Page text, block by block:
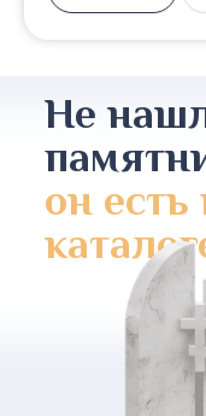
Не
он